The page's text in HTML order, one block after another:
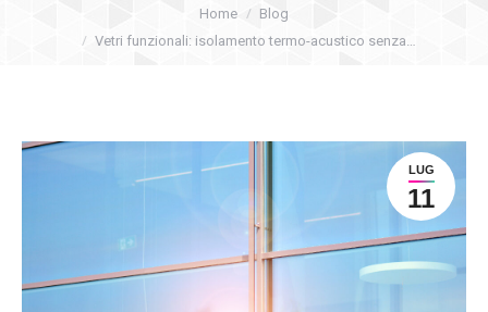
Home
Blog
Vetri funzionali: isolamento termo-acustico senza…
LUG
11